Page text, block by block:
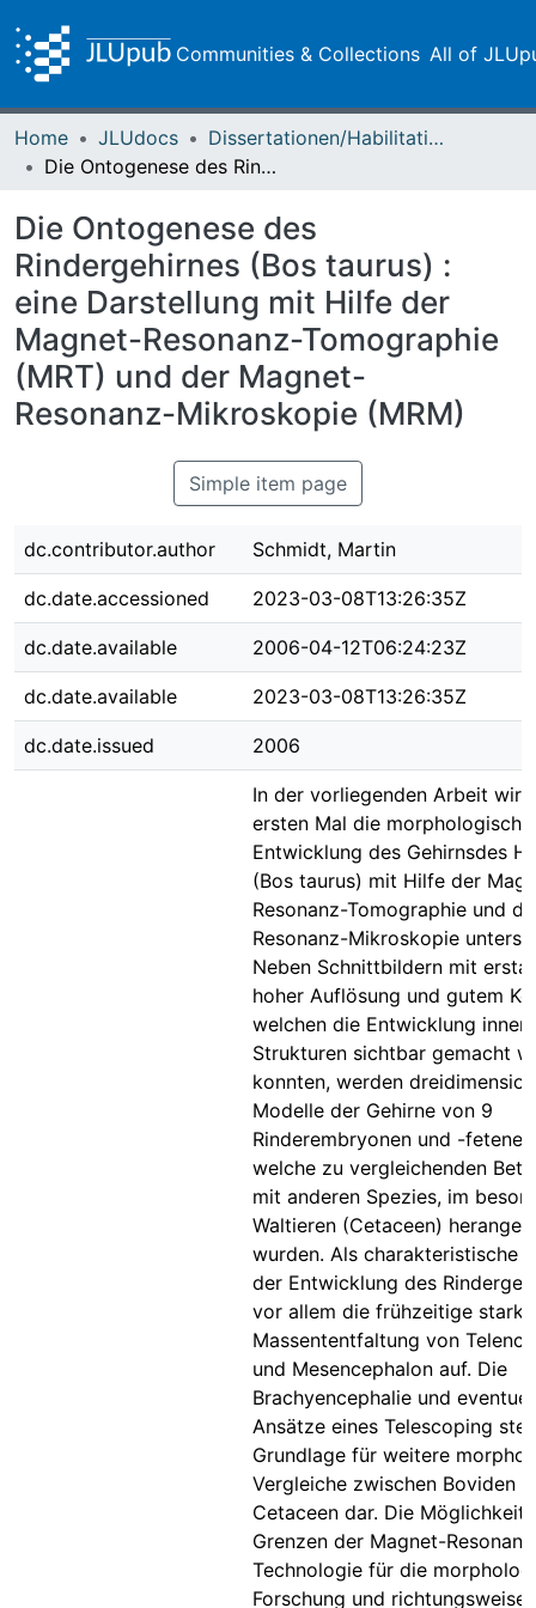
Communities & Collections All of
Home JLUdocs
Dissertationen/Habilitationen
Die Ontogenese des Rindergehirnes (Bos taurus) : eine Darstellung mit Hilfe der Magnet-Resonanz-Tomographie (MRT) und der Magnet-Resonanz-Mikroskopie (MRM)
Die Ontogenese des
Rindergehirnes (Bos taurus) :
eine Darstellung mit Hilfe der
Magnet-Resonanz-Tomographie
(MRT) und der Magnet-
Resonanz-Mikroskopie (MRM)
Simple item page
dc.contributor.author Schmidt, Martin
dc.date.accessioned 2023-03-08T13:26:35Z
dc.date.available 2006-04-12T06:24:23Z
dc.date.available 2023-03-08T13:26:35Z
dc.date.issued 2006
In der vorliegenden Arbeit
ersten Mal die morphologische
Entwicklung des Gehirnsdes
(Bos taurus) mit Hilfe der
Resonanz-Tomographie und
Resonanz-Mikroskopie
Neben Schnittbildern mit
hoher Auflösung und gutem
welchen die Entwicklung
Strukturen sichtbar gemacht
konnten, werden
Modelle der Gehirne von 9
Rinderembryonen und -
welche zu vergleichenden
mit anderen Spezies, im
Waltieren (Cetaceen)
wurden. Als charakteristische
der Entwicklung des
vor allem die frühzeitige starke
Massententfaltung von
und Mesencephalon auf. Die
Brachyencephalie und
Ansätze eines Telescoping
Grundlage für weitere
Vergleiche zwischen Boviden
Cetaceen dar. Die
Grenzen der Magnet-
Technologie für die
Forschung und